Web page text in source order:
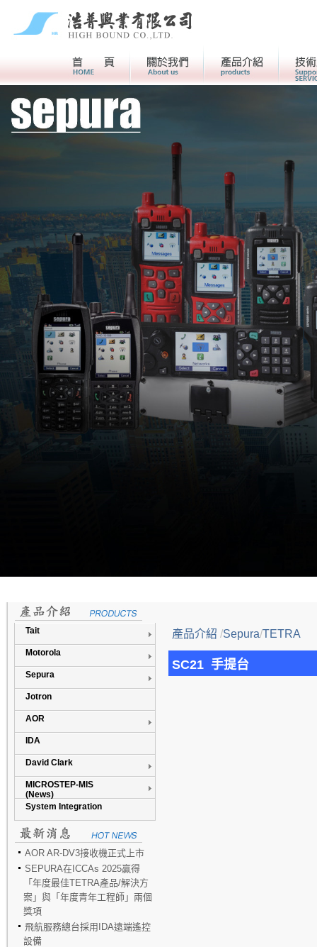
首頁
Tait
Motorola
Sepura
Jotron
AOR
IDA
David Clark
MICROSTEP-MIS
(News)
System Integration
AOR AR-DV3接收機正式上市
SEPURA在ICCAs 2025贏得
「年度最佳TETRA產品/解決方
案」與「年度青年工程師」兩個
獎項
飛航服務總台採用IDA遠端遙控
設備
產品介紹 /Sepura/TETRA
SC21 手提台